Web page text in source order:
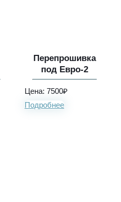
Перепрошивка
под Евро-2
Цена: 7500₽
Подробнее